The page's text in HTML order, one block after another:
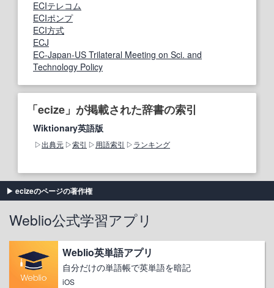
ECIテレコム
ECIポンプ
ECI方式
ECJ
EC‐Japan‐US Trilateral Meeting on Sci. and
Technology Policy
「ecize」が掲載された辞書の索引
Wiktionary英語版
出典元 索引 用語索引 ランキング
ecizeのページの著作権
Weblio公式学習アプリ
Weblio英単語アプリ
自分だけの単語帳で英単語を暗記
iOS